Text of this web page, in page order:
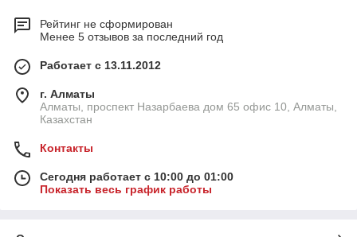
аксессуаров и инвентаря для игры в настольный теннис. Наш
сайт предлагает любителям и профессионалам купить
Астане, Алматы с доставкой в любой регион Казахстана.
подходящий инвентарь по вашим запросам.
Инвентарь и аксессуары для
Мастерство, талант и годы тренировок – это здорово. Но,
результатов невозможно. Особенно, в таком виде спорта, как
Рейтинг не сформирован
Менее 5 отзывов за последний год
Работает с 13.11.2012
г. Алматы
Алматы, проспект Назарбаева дом 65 офис 10, Алматы,
Казахстан
Контакты
Сегодня работает с 10:00 до 01:00
Показать весь график работы